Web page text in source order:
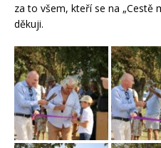
za to všem, kteří se na „Cestě
děkuji.